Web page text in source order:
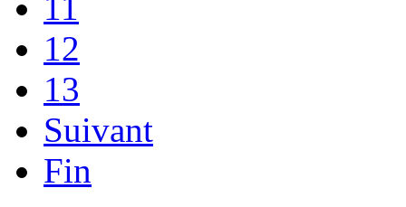
12
13
Suivant
Fin